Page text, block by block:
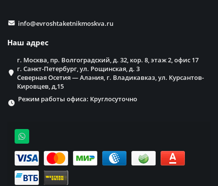
info@evroshtaketnikmoskva.ru
Наш адрес
г. Москва, пр. Волгоградский, д. 32, кор. 8, этаж 2, офис 17
г. Санкт-Петербург, ул. Рощинская, д. 3
Северная Осетия — Алания, г. Владикавказ, ул. Курсантов-
Кировцев, д,15
Режим работы офиса: Круглосуточно